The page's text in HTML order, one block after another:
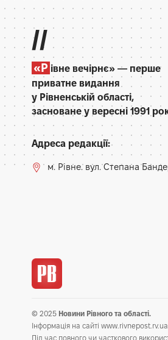
//
«Р івне вечірнє» — перше
приватне видання
у Рівненській області,
засноване у вересні 1991
Адреса редакції:
м. Рівне. вул. Степана
© 2025 Новини Рівного та області.
Інформація на сайті
Під час повного чи часткового